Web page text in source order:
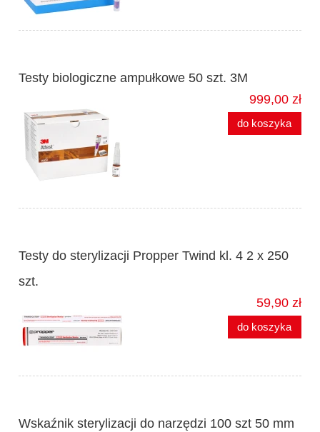
Testy biologiczne ampułkowe 50 szt. 3M
999,00 zł
do koszyka
Testy do sterylizacji Propper Twind kl. 4 2 x 250
szt.
59,90 zł
do koszyka
Wskaźnik sterylizacji do narzędzi 100 szt 50 mm